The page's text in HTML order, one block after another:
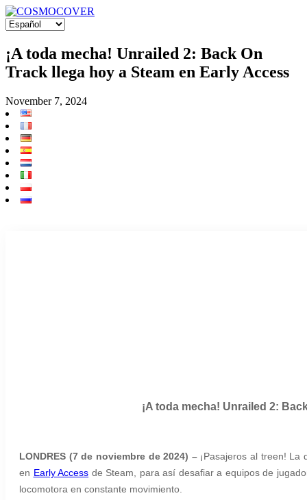
¡A toda mecha! Unrailed 2: Back On
Track llega hoy a Steam en Early Access
November 7, 2024
¡A toda mecha! Unrailed 2:
LONDRES (7 de noviembre de 2024) –¡Pasajeros al treen! La
en Early Access de Steam, para así desafiar a equipos de
locomotora en constante movimiento.